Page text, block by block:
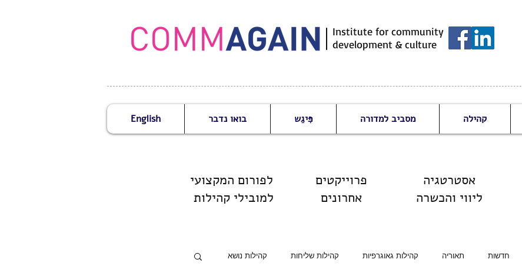
Institute for community
development & culture
English בואו נדבר פִּיגֵש מסביב למדורה קהילה
למובילי קהילות
פרוייקטים
אחרונים
אסטרטגיה
ליווי והכשרה
חדשות תאוריה קהילות גאוגרפיות קהילות שליחות קהילות נושא